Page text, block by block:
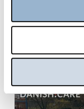
Adgangen til det
uden...